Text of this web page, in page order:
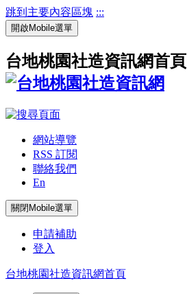
跳到主要內容區塊 :::
開啟Mobile選單
台地桃園社造資訊網首頁
網站導覽
RSS 訂閱
聯絡我們
En
關閉Mobile選單
申請補助
登入
台地桃園社造資訊網首頁